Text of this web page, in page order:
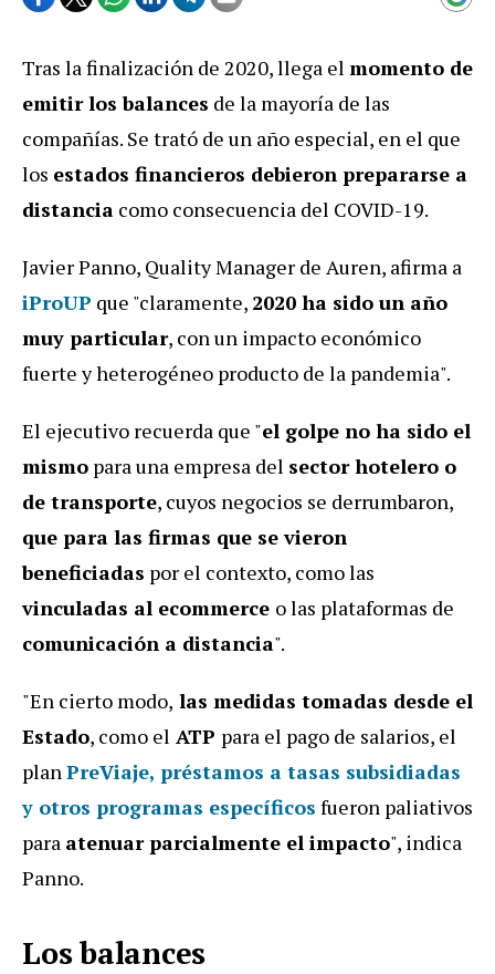
Tras la finalización de 2020, llega el momento de
emitir los balances de la mayoría de las
compañías. Se trató de un año especial, en el que
los estados financieros debieron prepararse a
distancia como consecuencia del COVID-19.
Javier Panno, Quality Manager de Auren, afirma a
iProUP que "claramente, 2020 ha sido un año
muy particular, con un impacto económico
fuerte y heterogéneo producto de la pandemia".
El ejecutivo recuerda que "el golpe no ha sido el
mismo para una empresa del sector hotelero o
de transporte, cuyos negocios se derrumbaron,
que para las firmas que se vieron
beneficiadas por el contexto, como las
vinculadas al ecommerce o las plataformas de
comunicación a distancia".
"En cierto modo, las medidas tomadas desde el
Estado, como el ATP para el pago de salarios, el
planPreViaje, préstamos a tasas subsidiadas
y otros programas específicos fueron paliativos
para atenuar parcialmente el impacto", indica
Panno.
Los balances